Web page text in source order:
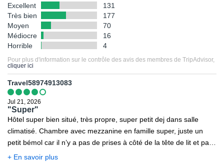
relatives à votre destination.
Ministère de la Santé Institut de veille sanitaire
Voyage, Ministère des Affaires Etrangères
pour la sortie du territoire .
Toutefois il est rappelé qu'aucune région du monde ni aucun pays
ne peuvent être considérés comme étant à l'abri du risque
terroriste.
Excellent
131
Très bien
177
Moyen
70
Médiocre
16
Horrible
4
Pour plus d'information sur le contrôle des avis des membres de TripAdvisor,
cliquer ici
Travel58974913083
Jul 21, 2026
"Super"
Hôtel super bien situé, très propre, super petit dej dans salle
climatisé. Chambre avec mezzanine en famille super, juste un
petit bémol car il n’y a pas de prises à côté de la tête de lit et pas
de barre pour tenir le pommeau de douche en l’air quand on se
+ En savoir plus